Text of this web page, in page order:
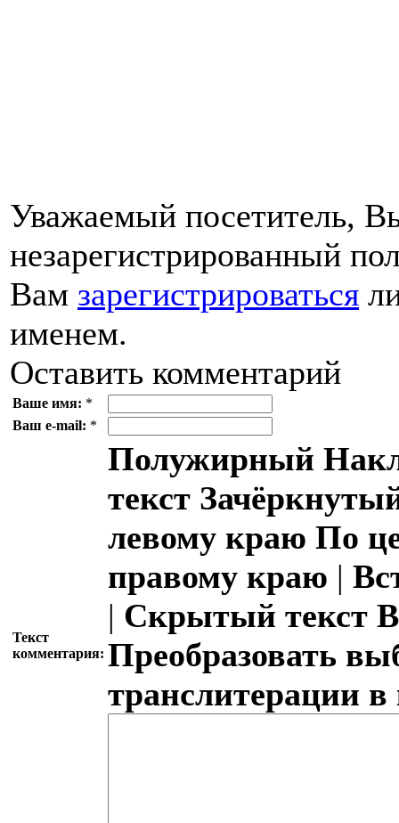
Уважаемый посетитель,
незарегистрированный
Вам зарегистрироваться
именем.
Оставить комментарий
Ваше имя: *
Ваш e-mail: *
Текст
комментария:
Полужирный
текст
левому краю По
правому краю |
| Скрытый текст
Преобразовать
транслитерации